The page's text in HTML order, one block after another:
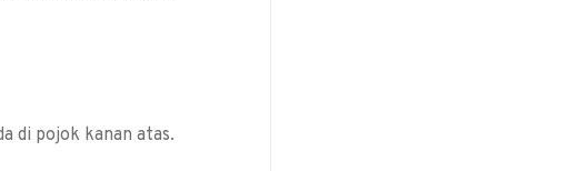
di pojok kanan atas.